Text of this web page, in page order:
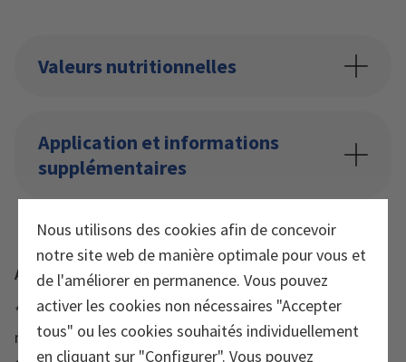
Nous utilisons des cookies afin de concevoir
notre site web de manière optimale pour vous et
de l'améliorer en permanence. Vous pouvez
activer les cookies non nécessaires "Accepter
tous" ou les cookies souhaités individuellement
en cliquant sur "Configurer". Vous pouvez
Valeurs nutritionnelles
Application et informations
supplémentaires
Avis
* Les vitamines C, E et B2, ainsi que le zinc, le
manganèse et le sélénium contribuent à protéger les